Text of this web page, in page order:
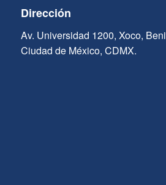
Dirección
Av. Universidad 1200, Xoco,
Ciudad de México, CDMX.